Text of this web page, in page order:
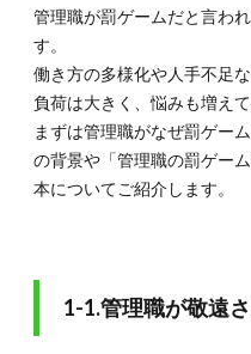
ーム化
理職』
2.
2.管
と
は？
違い
と基
管理職が罰ゲームだと言わ
す。
働き方の多様化や人手不足
負荷は大きく、悩みも増えて
まずは管理職がなぜ罰ゲー
の背景や「管理職の罰ゲー
本についてご紹介します。
1-1.管理職が敬遠